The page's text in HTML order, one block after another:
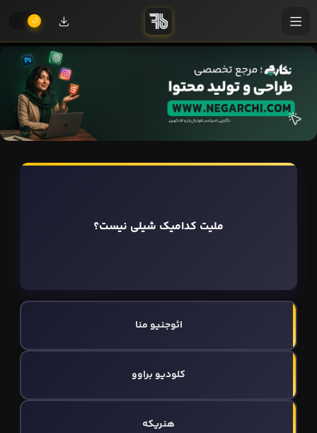
ملیت کدامیک شیلی نیست؟
ائوجنیو منا
کلودیو براوو
هنریکه